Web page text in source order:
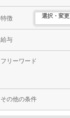
特徴 選択・変更
給与
フリーワード
その他の条件